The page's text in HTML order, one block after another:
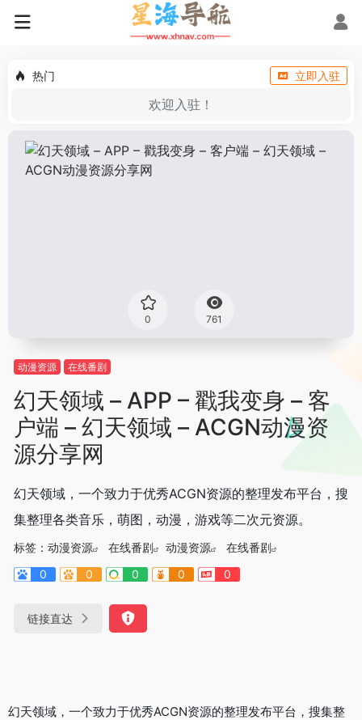
热门 立即入驻
欢迎入驻！
0 761
动漫资源 在线番剧
幻天领域 – APP – 戳我变身 – 客
户端 – 幻天领域 – ACGN动漫资
源分享网
幻天领域，一个致力于优秀ACGN资源的整理发布平台，搜
集整理各类音乐，萌图，动漫，游戏等二次元资源。
标签： 动漫资源 在线番剧 动漫资源
在线番剧
0
0 0 0 0
链接直达
幻天领域，一个致力于优秀ACGN资源的整理发布平台，搜集整